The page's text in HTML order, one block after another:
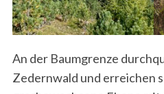
An der Baumgrenze
Zedernwald und erreichen